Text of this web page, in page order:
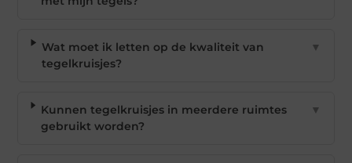
Wat moet ik letten op de kwaliteit van
tegelkruisjes?
▼
Kunnen tegelkruisjes in meerdere ruimtes
gebruikt worden?
▼